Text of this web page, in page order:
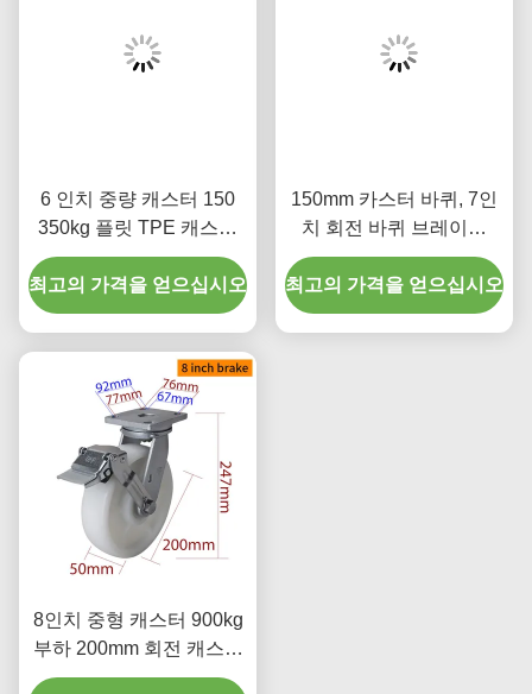
6 인치 중량 캐스터 150
350kg 플릿 TPE 캐스터
엄격한 회전 / 브레이크 유
형
최고의 가격을 얻으십시오
150mm 카스터 바퀴, 7인
치 회전 바퀴 브레이크
786-26
최고의 가격을 얻으십시오
8인치 중형 캐스터 900kg
부하 200mm 회전 캐스터
788-26